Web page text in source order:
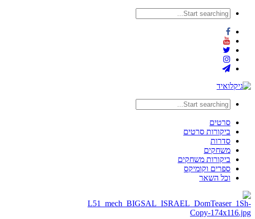
סרטים
ביקורות סרטים
סדרות
משחקים
ביקורות משחקים
ספרים וקומיקס
וכל השאר